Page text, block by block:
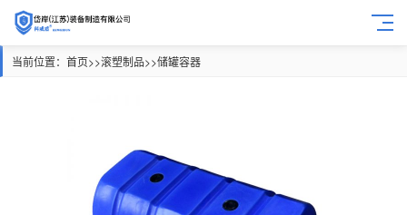
当前位置： 首页>>滚塑制品>>储罐容器